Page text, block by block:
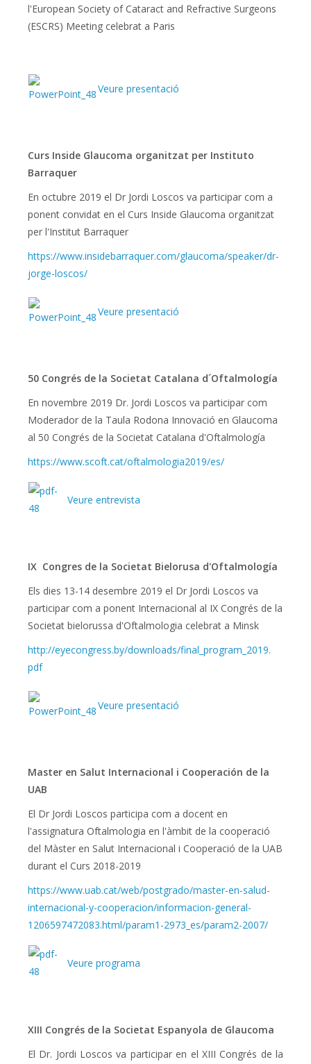
l'European Society of Cataract and Refractive Surgeons
(ESCRS) Meeting celebrat a Paris
Veure presentació
Curs Inside Glaucoma organitzat per Instituto
Barraquer
En octubre 2019 el Dr Jordi Loscos va participar com a
ponent convidat en el Curs Inside Glaucoma organitzat
per l'Institut Barraquer
https://www.insidebarraquer.com/glaucoma/speaker/dr-
jorge-loscos/
Veure presentació
50 Congrés de la Societat Catalana d´Oftalmología
En novembre 2019 Dr. Jordi Loscos va participar com
Moderador de la Taula Rodona Innovació en Glaucoma
al 50 Congrés de la Societat Catalana d'Oftalmología
https://www.scoft.cat/oftalmologia2019/es/
Veure entrevista
IX Congres de la Societat Bielorusa d'Oftalmología
Els dies 13-14 desembre 2019 el Dr Jordi Loscos va
participar com a ponent Internacional al IX Congrés de la
Societat bielorussa d'Oftalmologia celebrat a Minsk
http://eyecongress.by/downloads/final_program_2019.
pdf
Veure presentació
Master en Salut Internacional i Cooperación de la
UAB
El Dr Jordi Loscos participa com a docent en
l'assignatura Oftalmologia en l'àmbit de la cooperació
del Màster en Salut Internacional i Cooperació de la UAB
durant el Curs 2018-2019
https://www.uab.cat/web/postgrado/master-en-salud-
internacional-y-cooperacion/informacion-general-
1206597472083.html/param1-2973_es/param2-2007/
Veure programa
XIII Congrés de la Societat Espanyola de Glaucoma
El Dr. Jordi Loscos va participar en el XIII Congrés de la